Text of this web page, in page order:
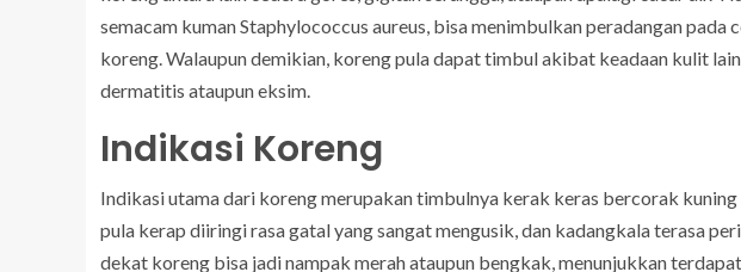
semacam kuman Staphylococcus aureus, bisa menimbulkan peradangan pada
koreng. Walaupun demikian, koreng pula dapat timbul akibat keadaan kulit
dermatitis ataupun eksim.
Indikasi Koreng
Indikasi utama dari koreng merupakan timbulnya kerak keras bercorak
pula kerap diiringi rasa gatal yang sangat mengusik, dan kadangkala terasa
dekat koreng bisa jadi nampak merah ataupun bengkak, menunjukkan